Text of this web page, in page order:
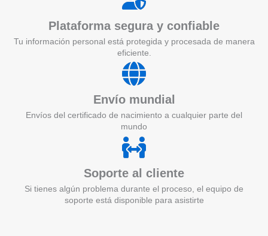
Plataforma segura y confiable
Tu información personal está protegida y procesada de manera
eficiente.
Envío mundial
Envíos del certificado de nacimiento a cualquier parte del
mundo
Soporte al cliente
Si tienes algún problema durante el proceso, el equipo de
soporte está disponible para asistirte